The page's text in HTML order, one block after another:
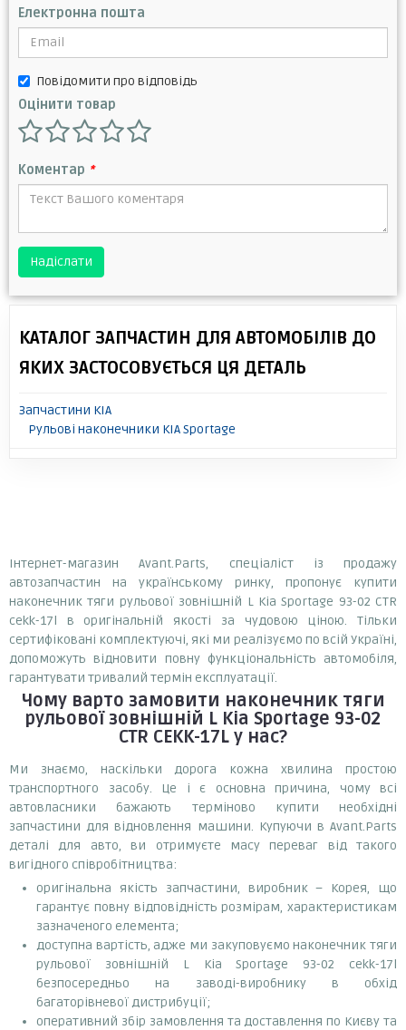
Електронна пошта
Повідомити про відповідь
Оцінити товар
Коментар *
Надіслати
КАТАЛОГ ЗАПЧАСТИН ДЛЯ АВТОМОБІЛІВ ДО
ЯКИХ ЗАСТОСОВУЄТЬСЯ ЦЯ ДЕТАЛЬ
Запчастини KIA
Рульові наконечники KIA Sportage
Інтернет-магазин Avant.Parts, спеціаліст із продажу
автозапчастин на українському ринку, пропонує купити
наконечник тяги рульової зовнішній L Kia Sportage 93-02 CTR
cekk-17l в оригінальній якості за чудовою ціною. Тільки
сертифіковані комплектуючі, які ми реалізуємо по всій Україні,
допоможуть відновити повну функціональність автомобіля,
гарантувати тривалий термін експлуатації.
Чому варто замовити наконечник тяги
рульової зовнішній L Kia Sportage 93-02
CTR CEKK-17L у нас?
Ми знаємо, наскільки дорога кожна хвилина простою
транспортного засобу. Це і є основна причина, чому всі
автовласники бажають терміново купити необхідні
запчастини для відновлення машини. Купуючи в Avant.Parts
деталі для авто, ви отримуєте масу переваг від такого
вигідного співробітництва:
оригінальна якість запчастини, виробник – Корея, що
гарантує повну відповідність розмірам, характеристикам
зазначеного елемента;
доступна вартість, адже ми закуповуємо наконечник тяги
рульової зовнішній L Kia Sportage 93-02 cekk-17l
безпосередньо на заводі-виробнику в обхід
багаторівневої дистрибуції;
оперативний збір замовлення та доставлення по Києву та